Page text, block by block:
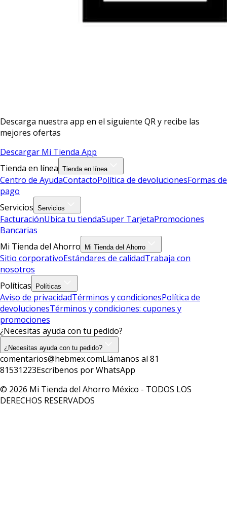
Descarga nuestra app en el siguiente QR y recibe las
mejores ofertas
Descargar Mi Tienda App
Tienda en línea Tienda en línea
Centro de AyudaContactoPolítica de devolucionesFormas de
pago
Servicios Servicios
FacturaciónUbica tu tiendaSuper TarjetaPromociones
Bancarias
Mi Tienda del Ahorro
Mi Tienda del Ahorro
Sitio corporativoEstándares de calidadTrabaja con
nosotros
Políticas
Políticas
Aviso de privacidadTérminos y condicionesPolítica de
devolucionesTérminos y condiciones: cupones y
promociones
¿Necesitas ayuda con tu pedido?
¿Necesitas ayuda con tu pedido?
comentarios@hebmex.comLlámanos al 81
81531223Escríbenos por WhatsApp
© 2026 Mi Tienda del Ahorro México - TODOS LOS
DERECHOS RESERVADOS